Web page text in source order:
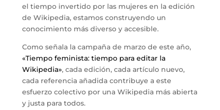
el tiempo invertido por las mujeres en la edición
de Wikipedia, estamos construyendo un
conocimiento más diverso y accesible.
Como señala la campaña de marzo de este año,
«Tiempo feminista: tiempo para editar la
Wikipedia», cada edición, cada artículo nuevo,
cada referencia añadida contribuye a este
esfuerzo colectivo por una Wikipedia más abierta
y justa para todos.